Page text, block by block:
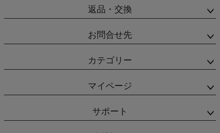
返品・交換
お問合せ先
カテゴリー
マイページ
サポート